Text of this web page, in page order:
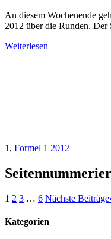
An diesem Wochenende
2012 über die Runden. Der
Weiterlesen
1 , Formel 1 2012
1 2 3 … 6 Nächste Beiträge
Kategorien